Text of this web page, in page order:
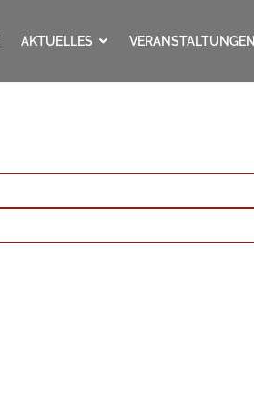
AKTUELLES VERANSTALTUNGEN